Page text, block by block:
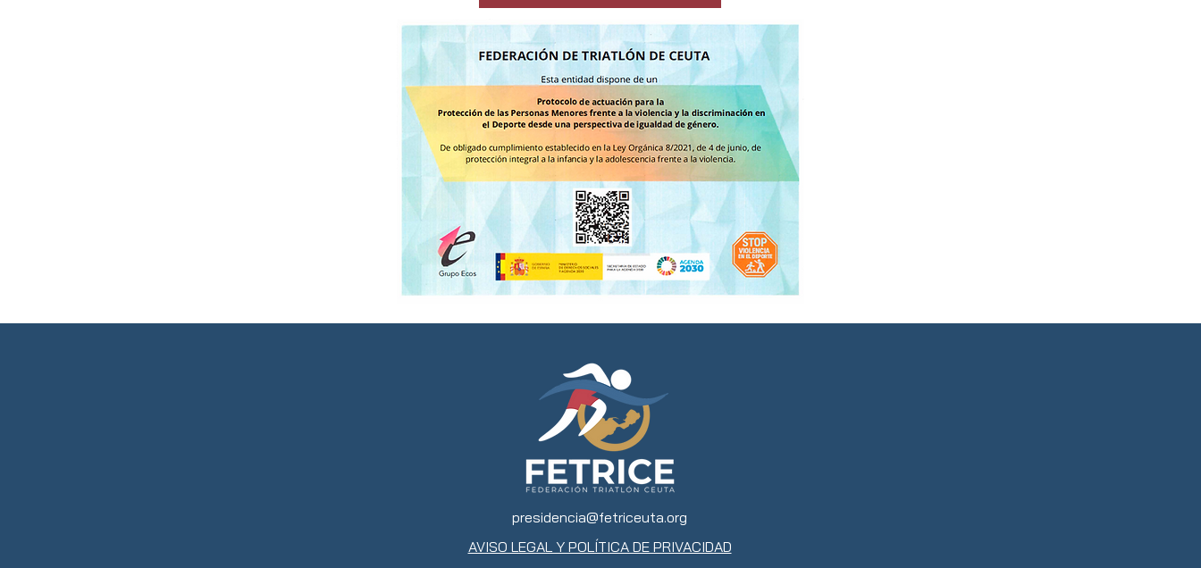
presidencia@fetriceuta.org
AVISO LEGAL Y POLÍTICA DE PRIVACIDAD